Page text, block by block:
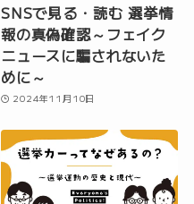
SNSで見る・読む 選挙情
報の真偽確認～フェイク
ニュースに騙されないた
めに～
2024年11月10日